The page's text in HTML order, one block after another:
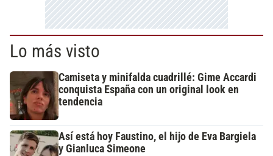
Lo más visto
Camiseta y minifalda cuadrillé: Gime Accardi
conquista España con un original look en
tendencia
Así está hoy Faustino, el hijo de Eva Bargiela
y Gianluca Simeone